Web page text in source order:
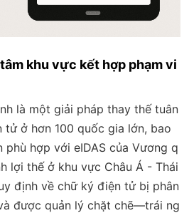
khu vực kết hợp phạm vi
là một giải pháp thay thế tuân
ở hơn 100 quốc gia lớn, bao
hợp với eIDAS của Vương q
lợi thế ở khu vực Châu Á - Thái
định về chữ ký điện tử bị phân
được quản lý chặt chẽ—trái ng